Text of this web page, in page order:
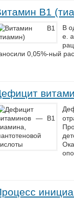
B1
В
e.
0,05%-ный